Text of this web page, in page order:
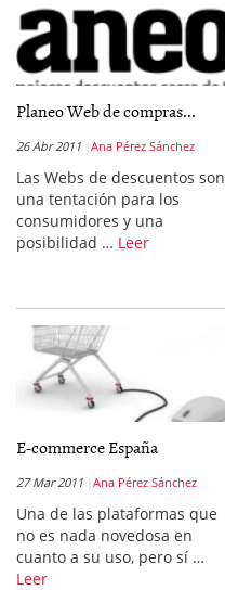
Planeo Web de compras...
26 Abr 2011 Ana Pérez Sánchez
Las Webs de descuentos son
una tentación para los
consumidores y una
posibilidad … Leer
E-commerce España
27 Mar 2011 Ana Pérez Sánchez
Una de las plataformas que
no es nada novedosa en
cuanto a su uso, pero sí …
Leer